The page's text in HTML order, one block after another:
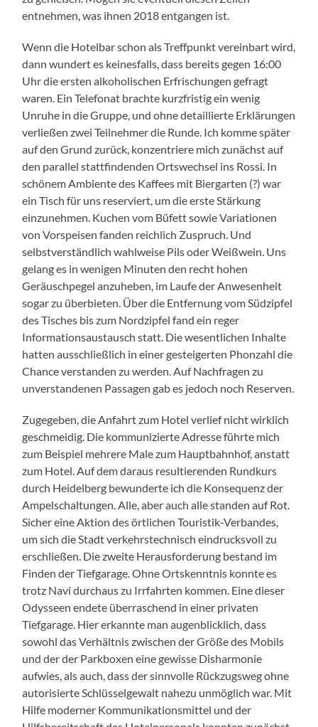
entnehmen, was ihnen 2018 entgangen ist.
Wenn die Hotelbar schon als Treffpunkt vereinbart wird,
dann wundert es keinesfalls, dass bereits gegen 16:00
Uhr die ersten alkoholischen Erfrischungen gefragt
waren. Ein Telefonat brachte kurzfristig ein wenig
Unruhe in die Gruppe, und ohne detaillierte Erklärungen
verließen zwei Teilnehmer die Runde. Ich komme später
auf den Grund zurück, konzentriere mich zunächst auf
den parallel stattfindenden Ortswechsel ins Rossi. In
schönem Ambiente des Kaffees mit Biergarten (?) war
ein Tisch für uns reserviert, um die erste Stärkung
einzunehmen. Kuchen vom Büfett sowie Variationen
von Vorspeisen fanden reichlich Zuspruch. Und
selbstverständlich wahlweise Pils oder Weißwein. Uns
gelang es in wenigen Minuten den recht hohen
Geräuschpegel anzuheben, im Laufe der Anwesenheit
sogar zu überbieten. Über die Entfernung vom Südzipfel
des Tisches bis zum Nordzipfel fand ein reger
Informationsaustausch statt. Die wesentlichen Inhalte
hatten ausschließlich in einer gesteigerten Phonzahl die
Chance verstanden zu werden. Auf Nachfragen zu
unverstandenen Passagen gab es jedoch noch Reserven.
Zugegeben, die Anfahrt zum Hotel verlief nicht wirklich
geschmeidig. Die kommunizierte Adresse führte mich
zum Beispiel mehrere Male zum Hauptbahnhof, anstatt
zum Hotel. Auf dem daraus resultierenden Rundkurs
durch Heidelberg bewunderte ich die Konsequenz der
Ampelschaltungen. Alle, aber auch alle standen auf Rot.
Sicher eine Aktion des örtlichen Touristik-Verbandes,
um sich die Stadt verkehrstechnisch eindrucksvoll zu
erschließen. Die zweite Herausforderung bestand im
Finden der Tiefgarage. Ohne Ortskenntnis konnte es
trotz Navi durchaus zu Irrfahrten kommen. Eine dieser
Odysseen endete überraschend in einer privaten
Tiefgarage. Hier erkannte man augenblicklich, dass
sowohl das Verhältnis zwischen der Größe des Mobils
und der der Parkboxen eine gewisse Disharmonie
aufwies, als auch, dass der sinnvolle Rückzugsweg ohne
autorisierte Schlüsselgewalt nahezu unmöglich war. Mit
Hilfe moderner Kommunikationsmittel und der